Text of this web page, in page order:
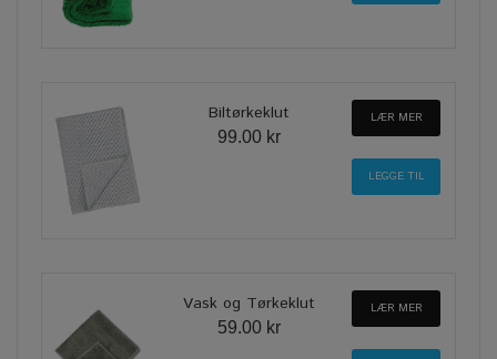
Biltørkeklut
99.00 kr
LÆR MER
Vask og Tørkeklut
59.00 kr
LÆR MER